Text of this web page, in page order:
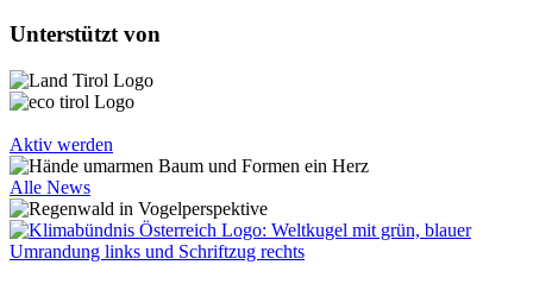
Unterstützt von
Aktiv werden
Alle News